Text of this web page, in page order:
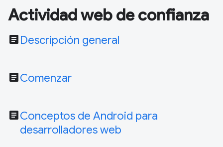
Actividad web de confianza
article Descripción general
articleComenzar
articleConceptos de Android para
desarrolladores web